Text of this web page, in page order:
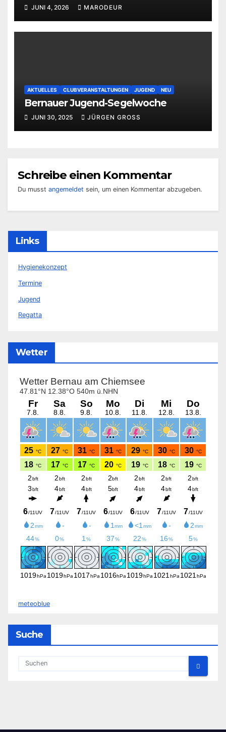
JUNI 4, 2026 MARODEUR
AKTUELLES CLUBVERANSTALTUNGEN JUGEND NEU
Bernauer Jugend-Segelwoche
JUNI 30, 2025 JÜRGEN GROSS
Schreibe einen Kommentar
Du musst angemeldet sein, um einen Kommentar abzugeben.
Links
Hygienekonzept
Termine
Jugend
Regatta
Wetter
meteoblue
Suche